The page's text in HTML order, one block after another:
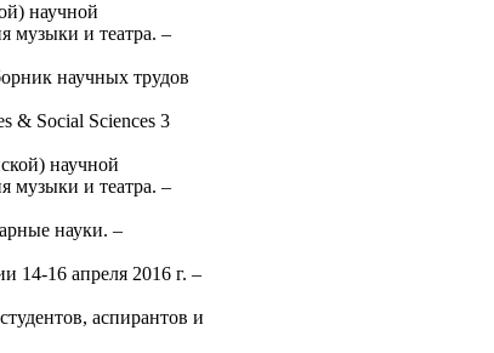
научной
музыки и театра. –
научных трудов
& Social Sciences 3
научной
музыки и театра. –
науки. –
14-16 апреля 2016 г. –
аспирантов и